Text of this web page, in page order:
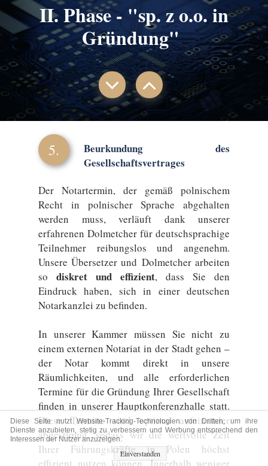
II. Phase - "sp. z o.o. in
Gründung"
5.
Beurkundung des
Gesellschaftsvertrages
Der Notartermin, der gemäß polnischem
Recht in polnischer Sprache abgehalten
werden muss, verläuft dank unserer
erfahrenen Dolmetcher für deutschsprachige
Teilnehmer reibungslos und angenehm.
Unsere Übersetzer und Dolmetcher arbeiten
so diskret und effizient, dass Sie den
Eindruck haben, sich in einer deutschen
Notarkanzlei zu befinden.
In unserer Kammer müssen Sie nicht zu
einem externen Notariat in der Stadt gehen –
der Notar kommt direkt in unsere
Räumlichkeiten, und alle erforderlichen
Termine für die Gründung Ihrer Gesellschaft
finden in unserer Hauptkonferenzhalle statt.
Diese Termine sind optimal aufeinander
abgestimmt, sodass wir die wertvolle Zeit
Ihrer Führungskräfte in Polen höchst
Diese Seite nutzt Website-Tracking-Technologien von Dritten, um ihre
Dienste anzubieten, stetig zu verbessern und Werbung entsprechend den
Interessen der Nutzer anzuzeigen.
Einverstanden